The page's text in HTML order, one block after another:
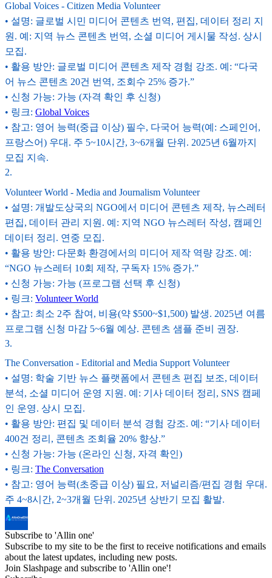
Global Voices - Citizen Media Volunteer
• 설명: 글로벌 시민 미디어 콘텐츠 번역, 편집, 데이터 정리 지
원. 예: 지역 뉴스 콘텐츠 번역, 소셜 미디어 게시물 작성. 상시
모집.
• 활용 방안: 글로벌 미디어 콘텐츠 제작 경험 강조. 예: “다국
어 뉴스 콘텐츠 20건 번역, 조회수 25% 증가.”
• 신청 가능: 가능 (자격 확인 후 신청)
• 링크: Global Voices
• 참고: 영어 능력(중급 이상) 필수, 다국어 능력(예: 스페인어,
프랑스어) 우대. 주 5~10시간, 3~6개월 단위. 2025년 6월까지
모집 지속.
2.
Volunteer World - Media and Journalism Volunteer
• 설명: 개발도상국의 NGO에서 미디어 콘텐츠 제작, 뉴스레터
편집, 데이터 관리 지원. 예: 지역 NGO 뉴스레터 작성, 캠페인
데이터 정리. 연중 모집.
• 활용 방안: 다문화 환경에서의 미디어 제작 역량 강조. 예:
“NGO 뉴스레터 10회 제작, 구독자 15% 증가.”
• 신청 가능: 가능 (프로그램 선택 후 신청)
• 링크: Volunteer World
• 참고: 최소 2주 참여, 비용(약 $500~$1,500) 발생. 2025년 여름
프로그램 신청 마감 5~6월 예상. 콘텐츠 샘플 준비 권장.
3.
The Conversation - Editorial and Media Support Volunteer
• 설명: 학술 기반 뉴스 플랫폼에서 콘텐츠 편집 보조, 데이터
분석, 소셜 미디어 운영 지원. 예: 기사 데이터 정리, SNS 캠페
인 운영. 상시 모집.
• 활용 방안: 편집 및 데이터 분석 경험 강조. 예: “기사 데이터
400건 정리, 콘텐츠 조회율 20% 향상.”
• 신청 가능: 가능 (온라인 신청, 자격 확인)
• 링크: The Conversation
• 참고: 영어 능력(초중급 이상) 필요, 저널리즘/편집 경험 우대.
주 4~8시간, 2~3개월 단위. 2025년 상반기 모집 활발.
Subscribe to 'Allin one'
Subscribe to my site to be the first to receive notifications and emails
about the latest updates, including new posts.
Join Slashpage and subscribe to 'Allin one'!